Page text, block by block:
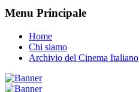
Menu Principale
Home
Chi siamo
Archivio del Cinema Italiano